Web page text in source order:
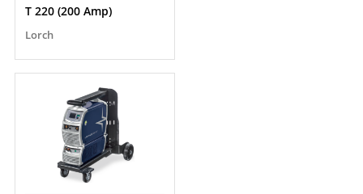
T 220 (200 Amp)
Lorch